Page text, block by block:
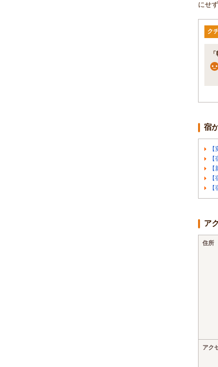
にせ
ク
宿
ア
住所
アク